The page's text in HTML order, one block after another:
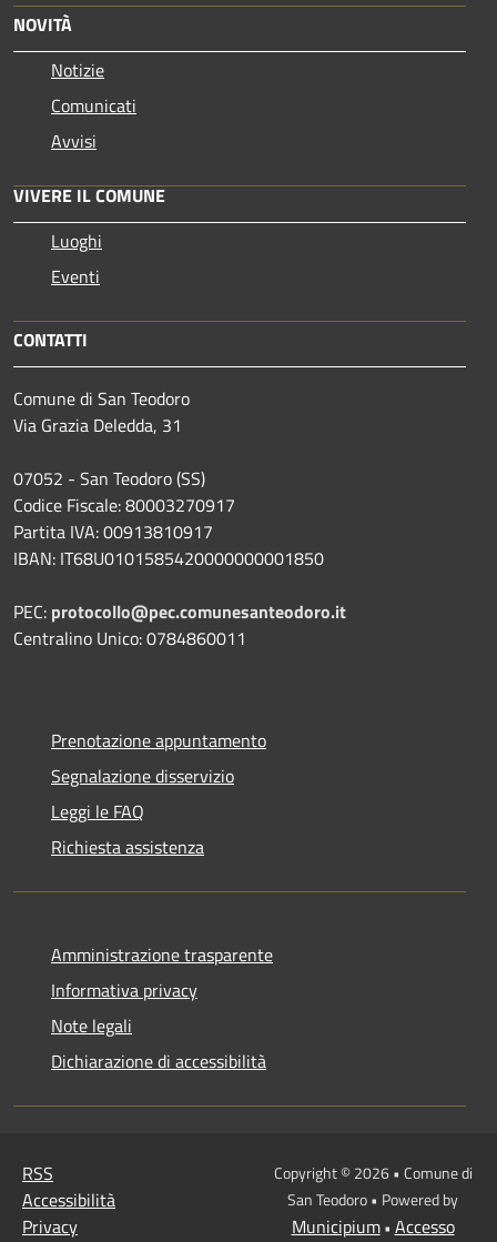
NOVITÀ
Notizie
Comunicati
Avvisi
VIVERE IL COMUNE
Luoghi
Eventi
CONTATTI
Comune di San Teodoro
Via Grazia Deledda, 31
07052 - San Teodoro (SS)
Codice Fiscale: 80003270917
Partita IVA: 00913810917
IBAN: IT68U0101585420000000001850
PEC: protocollo@pec.comunesanteodoro.it
Centralino Unico: 0784860011
Prenotazione appuntamento
Segnalazione disservizio
Leggi le FAQ
Richiesta assistenza
Amministrazione trasparente
Informativa privacy
Note legali
Dichiarazione di accessibilità
RSS
Accessibilità
Privacy
Copyright © 2026 • Comune di
San Teodoro • Powered by
Municipium• Accesso